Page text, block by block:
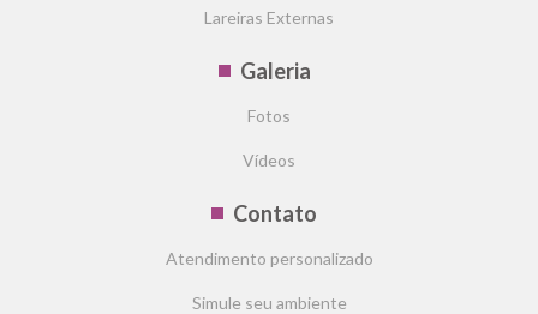
Lareiras Externas
Galeria
Fotos
Vídeos
Contato
Atendimento personalizado
Simule seu ambiente